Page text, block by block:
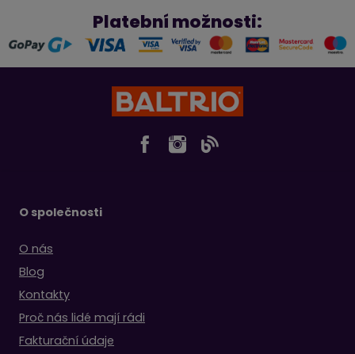
Platební možnosti:
O společnosti
O nás
Blog
Kontakty
Proč nás lidé mají rádi
Fakturační údaje